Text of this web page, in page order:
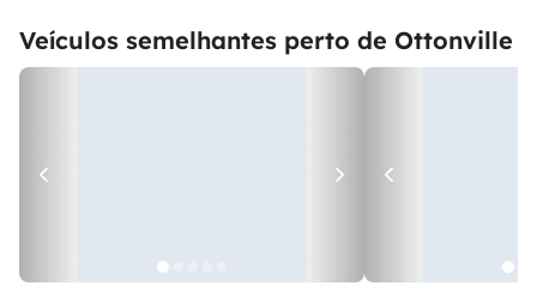
Veículos semelhantes perto de Ottonville